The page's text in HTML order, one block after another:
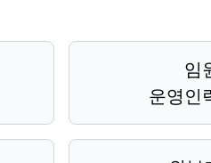
임
운영인